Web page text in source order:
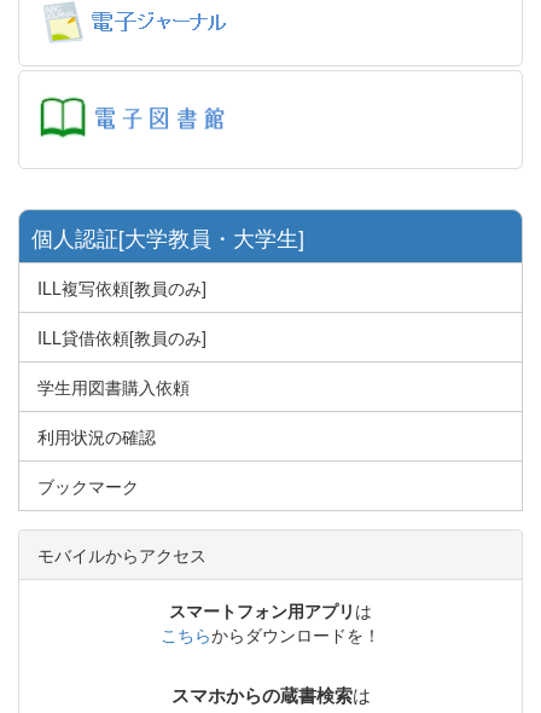
個人認証[大学教員・大学生]
ILL複写依頼[教員のみ]
ILL貸借依頼[教員のみ]
学生用図書購入依頼
利用状況の確認
ブックマーク
モバイルからアクセス
スマートフォン用アプリ は
こちらからダウンロードを！
スマホからの蔵書検索は